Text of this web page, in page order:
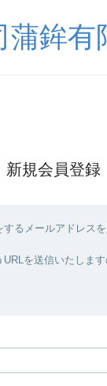
蒲鉾有
新規会員登録
るメールアドレス
を送信いたしま